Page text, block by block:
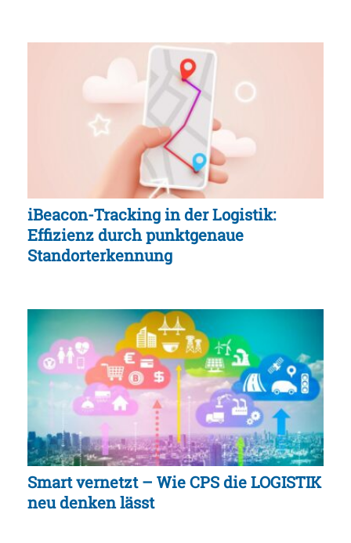
iBeacon-Tracking in der Logistik:
Effizienz durch punktgenaue
Standorterkennung
Smart vernetzt – Wie CPS die LOGISTIK
neu denken lässt